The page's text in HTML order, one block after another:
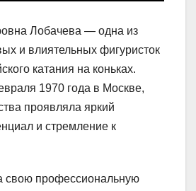
Лобачева — одна из
и влиятельных фигуристок
катания на коньках.
1970 года в Москве,
проявляла яркий
и стремление к
свою профессиональную